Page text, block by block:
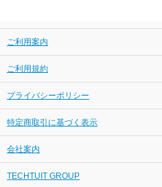
ご利用案内
ご利用規約
プライバシーポリシー
特定商取引に基づく表示
会社案内
TECHTUIT GROUP